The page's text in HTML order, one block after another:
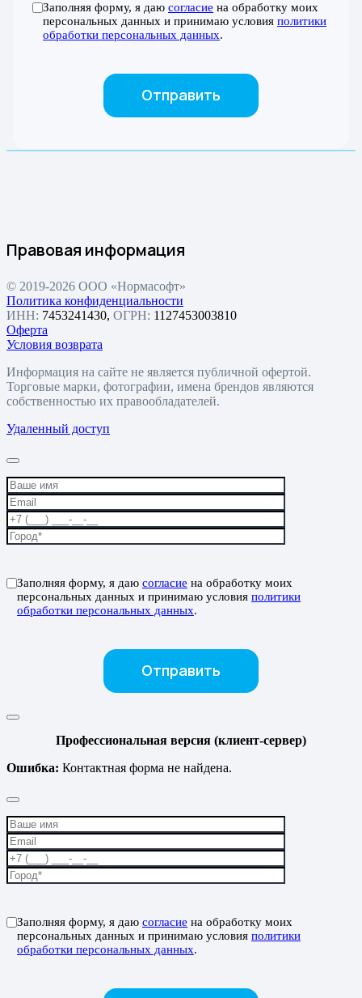
Заполняя форму, я даю согласие на обработку моих
персональных данных и принимаю условия политики
обработки персональных данных.
Правовая информация
© 2019-2026 ООО «Нормасофт»
Политика конфиденциальности
ИНН: 7453241430, ОГРН: 1127453003810
Оферта
Условия возврата
Информация на сайте не является публичной офертой.
Торговые марки, фотографии, имена брендов являются
собственностью их правообладателей.
Удаленный доступ
Заполняя форму, я даю согласие на обработку моих
персональных данных и принимаю условия политики
обработки персональных данных.
Профессиональная версия (клиент-сервер)
Ошибка: Контактная форма не найдена.
Заполняя форму, я даю согласие на обработку моих
персональных данных и принимаю условия политики
обработки персональных данных.